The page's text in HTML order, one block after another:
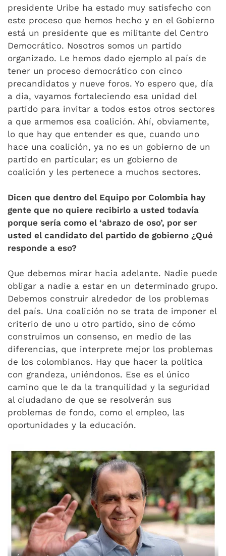
presidente Uribe ha estado muy satisfecho con
este proceso que hemos hecho y en el Gobierno
está un presidente que es militante del Centro
Democrático. Nosotros somos un partido
organizado. Le hemos dado ejemplo al país de
tener un proceso democrático con cinco
precandidatos y nueve foros. Yo espero que, día
a día, vayamos fortaleciendo esa unidad del
partido para invitar a todos estos otros sectores
a que armemos esa coalición. Ahí, obviamente,
lo que hay que entender es que, cuando uno
hace una coalición, ya no es un gobierno de un
partido en particular; es un gobierno de
coalición y les pertenece a muchos sectores.
Dicen que dentro del Equipo por Colombia hay
gente que no quiere recibirlo a usted todavía
porque sería como el ‘abrazo de oso’, por ser
usted el candidato del partido de gobierno ¿Qué
responde a eso?
Que debemos mirar hacia adelante. Nadie puede
obligar a nadie a estar en un determinado grupo.
Debemos construir alrededor de los problemas
del país. Una coalición no se trata de imponer el
criterio de uno u otro partido, sino de cómo
construimos un consenso, en medio de las
diferencias, que interprete mejor los problemas
de los colombianos. Hay que hacer la política
con grandeza, uniéndonos. Ese es el único
camino que le da la tranquilidad y la seguridad
al ciudadano de que se resolverán sus
problemas de fondo, como el empleo, las
oportunidades y la educación.